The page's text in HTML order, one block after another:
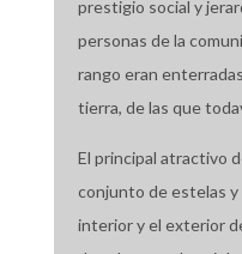
prestigio social y
personas de la
rango eran
tierra, de las que
El principal atractivo
conjunto de estelas y
interior y el exterior